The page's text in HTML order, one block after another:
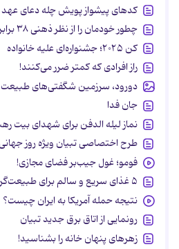
کدهای پیشواز پویش چله دعای عهد
چطور خودمان را از نظر ذهنی ۳۸ برابر قوی‌تر کنیم؟
کن ۲۰۲۵؛ جشنواره‌ای علیه خانواده
راز افرادی که کمتر ضرر می‌کنند!
دورود، سرزمین شگفتی‌های طبیعت
جان فدا
نماز لیله الدفن برای شهدای بیت
طرح اختصاصی تبیان ویژه روز
فومو؛ غول جیب‌بر فضای مجازی!
۵ غذای سریع و سالم برای طبیعت‌گردی
نتیجه حمله آمریکا به ایران چیست؟
رونمایی از اتاق برق جدید تبیان
زهرهای پنهان خانه را بشناسید!